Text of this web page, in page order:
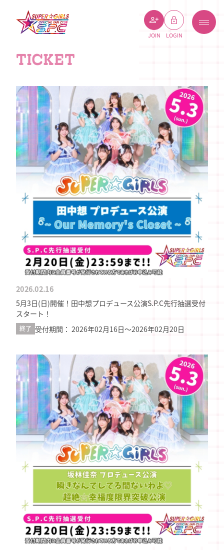
JOIN LOGIN
TICKET
2026.02.16
5月3日(日)開催！田中想プロデュース公演S.P.C先行抽選受付
スタート！
終了 受付期間： 2026年02月16日〜2026年02月20日